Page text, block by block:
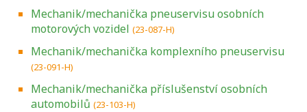
Mechanik/mechanička pneuservisu osobních
motorových vozidel (23-087-H)
Mechanik/mechanička komplexního pneuservisu
(23-091-H)
Mechanik/mechanička příslušenství osobních
automobilů (23-103-H)